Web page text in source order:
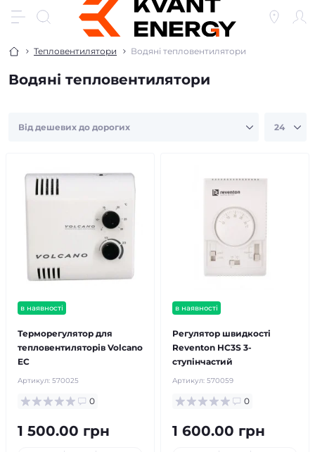
Тепловентилятори Водяні тепловентилятори
Водяні тепловентилятори
в наявності
Терморегулятор для
тепловентиляторів Volcano
EC
Артикул: 570025
0
1 500.00 грн
в наявності
Регулятор швидкості
Reventon НС3Ѕ 3-
ступінчастий
Артикул: 570059
0
1 600.00 грн